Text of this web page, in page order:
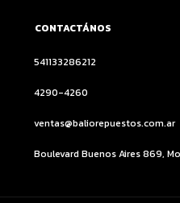
CONTACTÁNOS
541133286212
4290-4260
ventas@baliorepuestos.com.ar
Boulevard Buenos Aires 869,